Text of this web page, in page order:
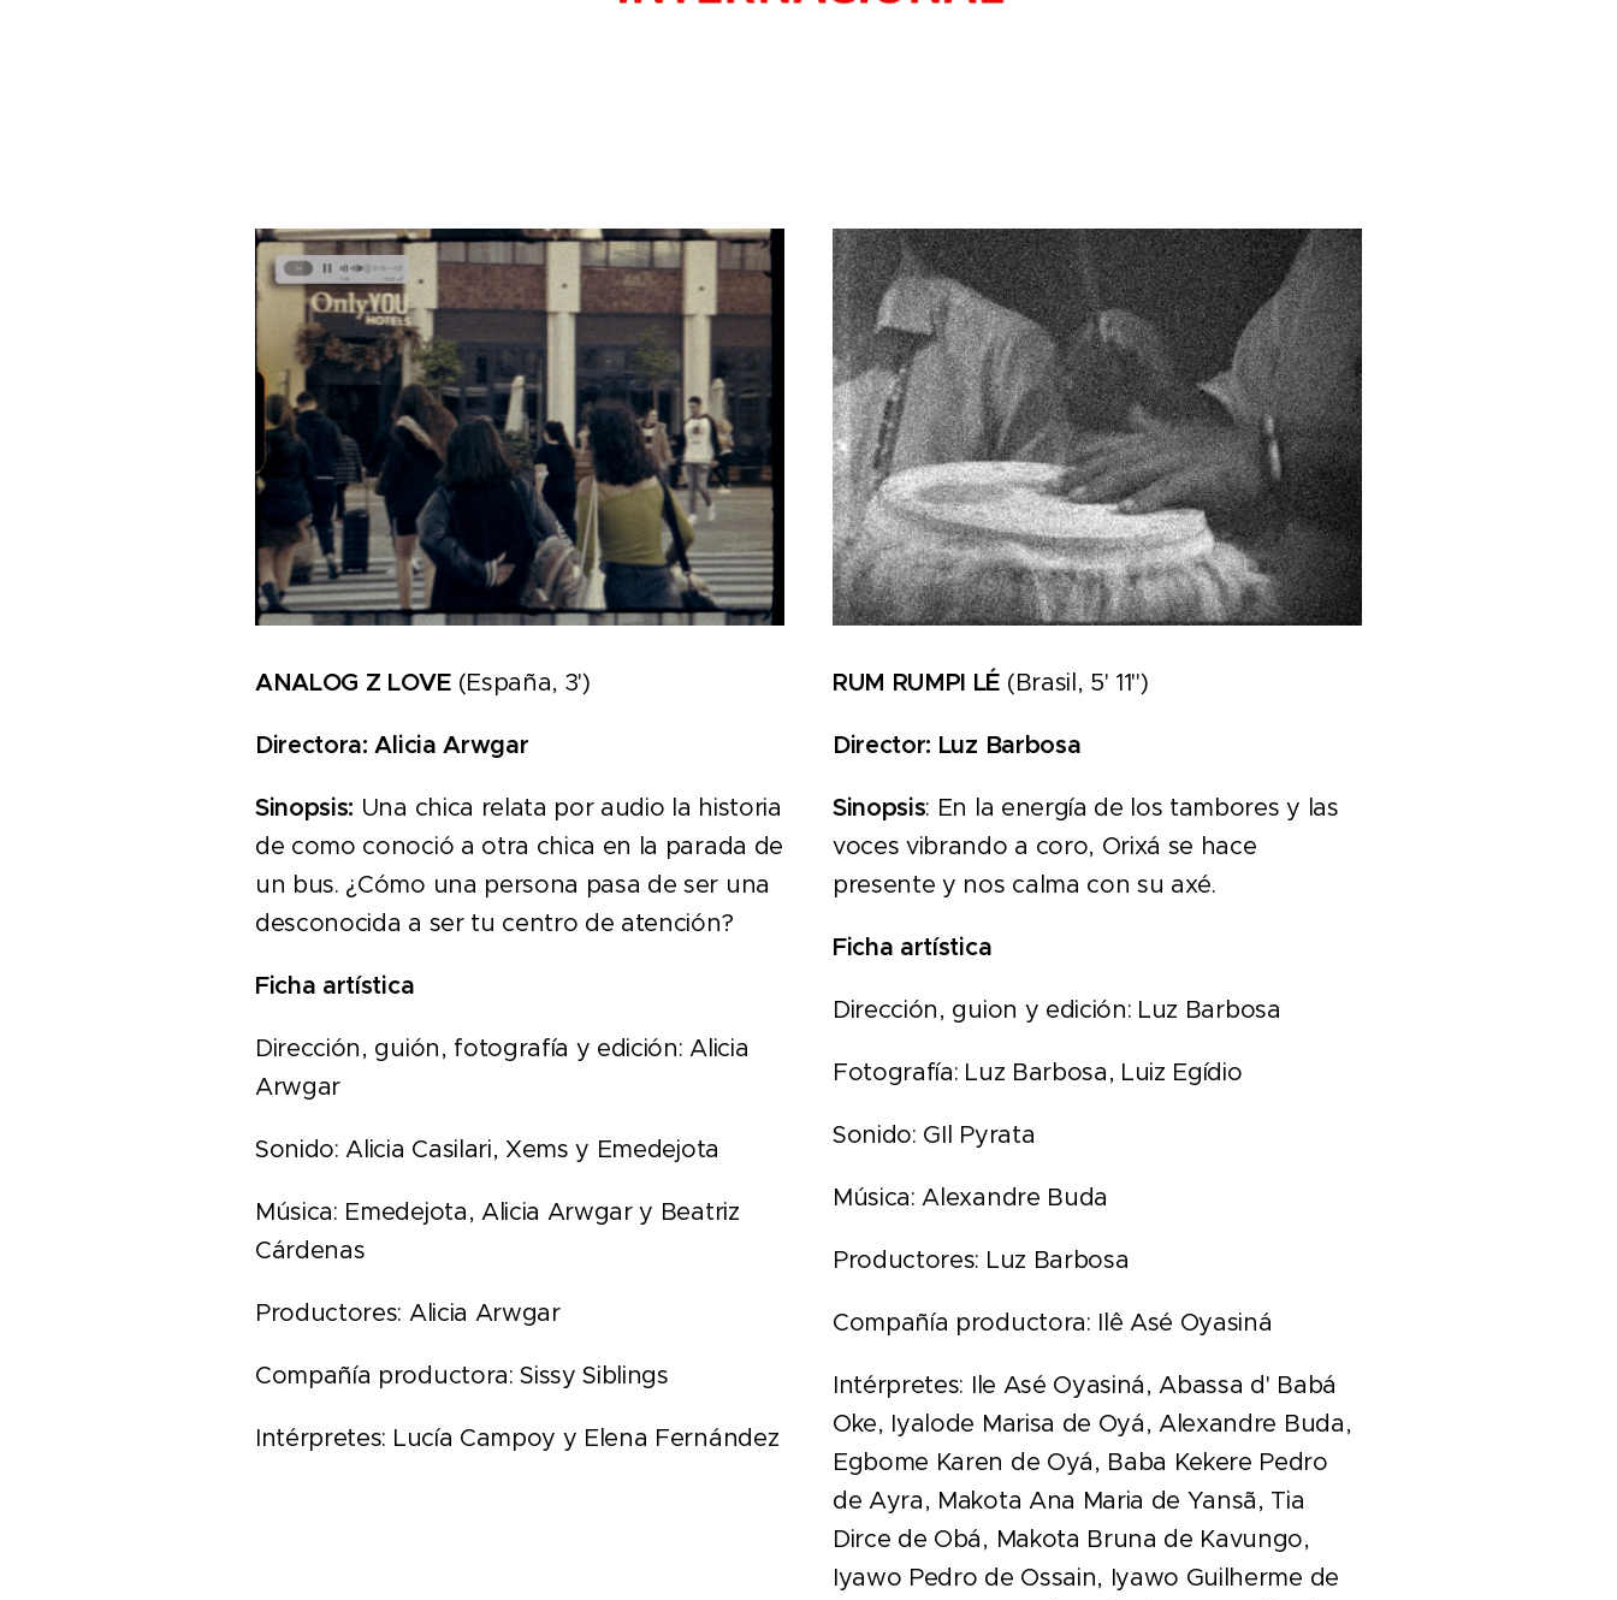
ANALOG Z LOVE (España, 3')
Directora:Alicia Arwgar
Sinopsis: Una chica relata por audio la historia
de como conoció a otra chica en la parada de
un bus. ¿Cómo una persona pasa de ser una
desconocida a ser tu centro de atención?
Ficha artística
Dirección, guión, fotografía y edición: Alicia
Arwgar
Sonido: Alicia Casilari, Xems y Emedejota
Música: Emedejota, Alicia Arwgar y Beatriz
Cárdenas
Productores: Alicia Arwgar
Compañía productora: Sissy Siblings
Intérpretes: Lucía Campoy y Elena Fernández
RUM RUMPI LÉ (Brasil, 5' 11'')
Director: Luz Barbosa
Sinopsis: En la energía de los tambores y las
voces vibrando a coro, Orixá se hace
presente y nos calma con su axé.
Ficha artística
Dirección, guion y edición: Luz Barbosa
Fotografía: Luz Barbosa, Luiz Egídio
Sonido: GIl Pyrata
Música: Alexandre Buda
Productores: Luz Barbosa
Compañía productora: Ilê Asé Oyasiná
Intérpretes: Ile Asé Oyasiná, Abassa d' Babá
Oke, Iyalode Marisa de Oyá, Alexandre Buda,
Egbome Karen de Oyá, Baba Kekere Pedro
de Ayra, Makota Ana Maria de Yansã, Tia
Dirce de Obá, Makota Bruna de Kavungo,
Iyawo Pedro de Ossain, Iyawo Guilherme de